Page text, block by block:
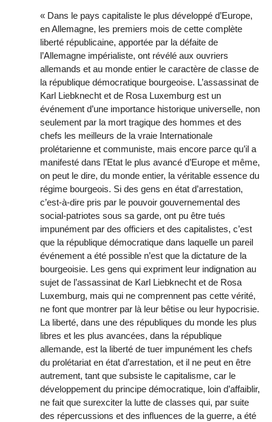
« Dans le pays capitaliste le plus développé d’Europe,
en Allemagne, les premiers mois de cette complète
liberté républicaine, apportée par la défaite de
l’Allemagne impérialiste, ont révélé aux ouvriers
allemands et au monde entier le caractère de classe de
la république démocratique bourgeoise. L’assassinat de
Karl Liebknecht et de Rosa Luxemburg est un
événement d’une importance historique universelle, non
seulement par la mort tragique des hommes et des
chefs les meilleurs de la vraie Internationale
prolétarienne et communiste, mais encore parce qu’il a
manifesté dans l’Etat le plus avancé d’Europe et même,
on peut le dire, du monde entier, la véritable essence du
régime bourgeois. Si des gens en état d’arrestation,
c’est-à-dire pris par le pouvoir gouvernemental des
social-patriotes sous sa garde, ont pu être tués
impunément par des officiers et des capitalistes, c’est
que la république démocratique dans laquelle un pareil
événement a été possible n’est que la dictature de la
bourgeoisie. Les gens qui expriment leur indignation au
sujet de l’assassinat de Karl Liebknecht et de Rosa
Luxemburg, mais qui ne comprennent pas cette vérité,
ne font que montrer par là leur bêtise ou leur hypocrisie.
La liberté, dans une des républiques du monde les plus
libres et les plus avancées, dans la république
allemande, est la liberté de tuer impunément les chefs
du prolétariat en état d’arrestation, et il ne peut en être
autrement, tant que subsiste le capitalisme, car le
développement du principe démocratique, loin d’affaiblir,
ne fait que surexciter la lutte de classes qui, par suite
des répercussions et des influences de la guerre, a été